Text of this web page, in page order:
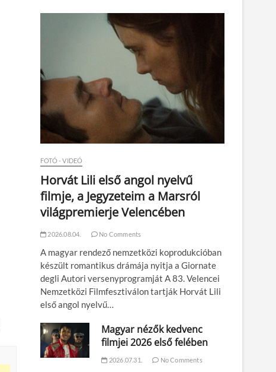
FOTÓ - VIDEÓ
Horvát Lili első angol nyelvű
filmje, a Jegyzeteim a Marsról
világpremierje Velencében
2026.08.04. No Comments
A magyar rendező nemzetközi koprodukcióban
készült romantikus drámája nyitja a Giornate
degli Autori versenyprogramját A 83. Velencei
Nemzetközi Filmfesztiválon tartják Horvát Lili
első angol nyelvű…
Magyar nézők kedvenc
filmjei 2026 első felében
2026.07.31. No Comments